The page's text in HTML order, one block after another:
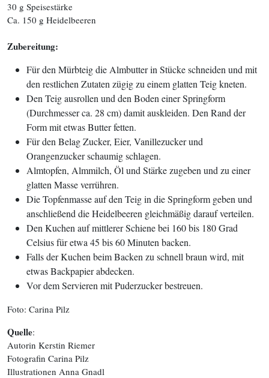
30 g Speisestärke
Ca. 150 g Heidelbeeren
Zubereitung:
Für den Mürbteig die Almbutter in Stücke schneiden und mit
den restlichen Zutaten zügig zu einem glatten Teig kneten.
Den Teig ausrollen und den Boden einer Springform
(Durchmesser ca. 28 cm) damit auskleiden. Den Rand der
Form mit etwas Butter fetten.
Für den Belag Zucker, Eier, Vanillezucker und
Orangenzucker schaumig schlagen.
Almtopfen, Almmilch, Öl und Stärke zugeben und zu einer
glatten Masse verrühren.
Die Topfenmasse auf den Teig in die Springform geben und
anschließend die Heidelbeeren gleichmäßig darauf verteilen.
Den Kuchen auf mittlerer Schiene bei 160 bis 180 Grad
Celsius für etwa 45 bis 60 Minuten backen.
Falls der Kuchen beim Backen zu schnell braun wird, mit
etwas Backpapier abdecken.
Vor dem Servieren mit Puderzucker bestreuen.
Foto: Carina Pilz
Quelle:
Autorin Kerstin Riemer
Fotografin Carina Pilz
Illustrationen Anna Gnadl